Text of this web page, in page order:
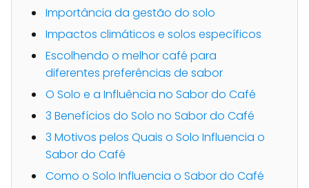
Importância da gestão do solo
Impactos climáticos e solos específicos
Escolhendo o melhor café para
diferentes preferências de sabor
O Solo e a Influência no Sabor do Café
3 Benefícios do Solo no Sabor do Café
3 Motivos pelos Quais o Solo Influencia o
Sabor do Café
Como o Solo Influencia o Sabor do Café